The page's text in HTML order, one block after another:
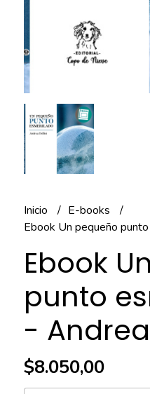
Inicio
E-books
Ebook Un pequeño
Ebook
punto
-
$8.050,00